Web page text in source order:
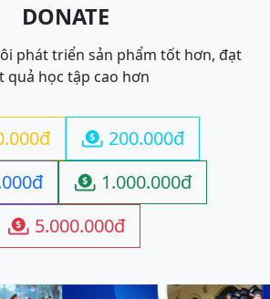
DONATE
phát triển sản phẩm tốt hơn, đạt
quả học tập cao hơn
 200.000đ
 1.000.000đ
 5.000.000đ